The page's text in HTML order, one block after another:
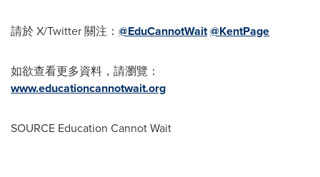
請於 X/Twitter 關注： @EduCannotWait@KentPage
如欲查看更多資料，請瀏覽：
www.educationcannotwait.org
SOURCE Education Cannot Wait